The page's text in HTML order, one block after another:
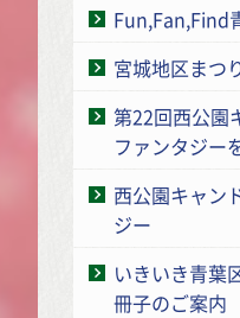
Fun,Fan,Find
宮城地区まつ
第22回西公園
ファンタジー
西公園キャン
ジー
いきいき青葉
冊子のご案内